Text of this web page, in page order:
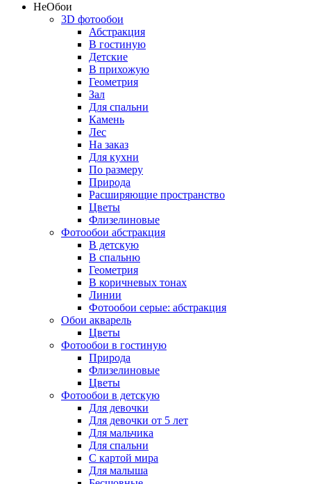
НеОбои
3D фотообои
Абстракция
В гостиную
Детские
В прихожую
Геометрия
Зал
Для спальни
Камень
Лес
На заказ
Для кухни
По размеру
Природа
Расширяющие пространство
Цветы
Флизелиновые
Фотообои абстракция
В детскую
В спальню
Геометрия
В коричневых тонах
Линии
Фотообои серые: абстракция
Обои акварель
Цветы
Фотообои в гостиную
Природа
Флизелиновые
Цветы
Фотообои в детскую
Для девочки
Для девочки от 5 лет
Для мальчика
Для спальни
С картой мира
Для малыша